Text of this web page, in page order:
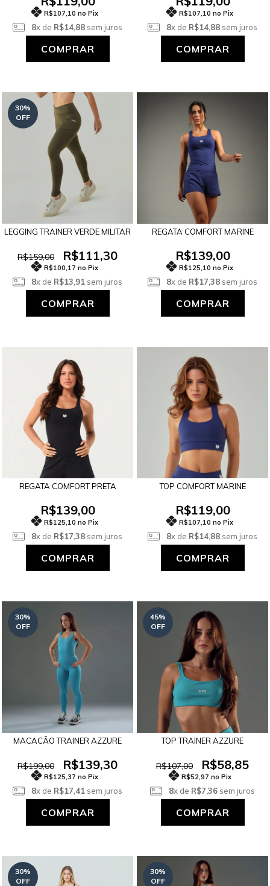
R$107,10 no Pix
8x de R$14,88sem juros
COMPRAR
R$107,10 no Pix
8x de R$14,88sem juros
COMPRAR
30%
OFF
LEGGING TRAINER VERDE MILITAR
R$159,00 R$111,30
R$100,17 no Pix
8x de R$13,91sem juros
COMPRAR
REGATA COMFORT MARINE
R$139,00
R$125,10 no Pix
8x de R$17,38sem juros
COMPRAR
REGATA COMFORT PRETA
R$139,00
R$125,10 no Pix
8x de R$17,38sem juros
COMPRAR
TOP COMFORT MARINE
R$119,00
R$107,10 no Pix
8x de R$14,88sem juros
COMPRAR
30%
OFF
MACACÃO TRAINER AZZURE
R$199,00 R$139,30
R$125,37 no Pix
8x de R$17,41sem juros
COMPRAR
45%
OFF
TOP TRAINER AZZURE
R$107,00 R$58,85
R$52,97 no Pix
8x de R$7,36sem juros
COMPRAR
30%
OFF
30%
OFF